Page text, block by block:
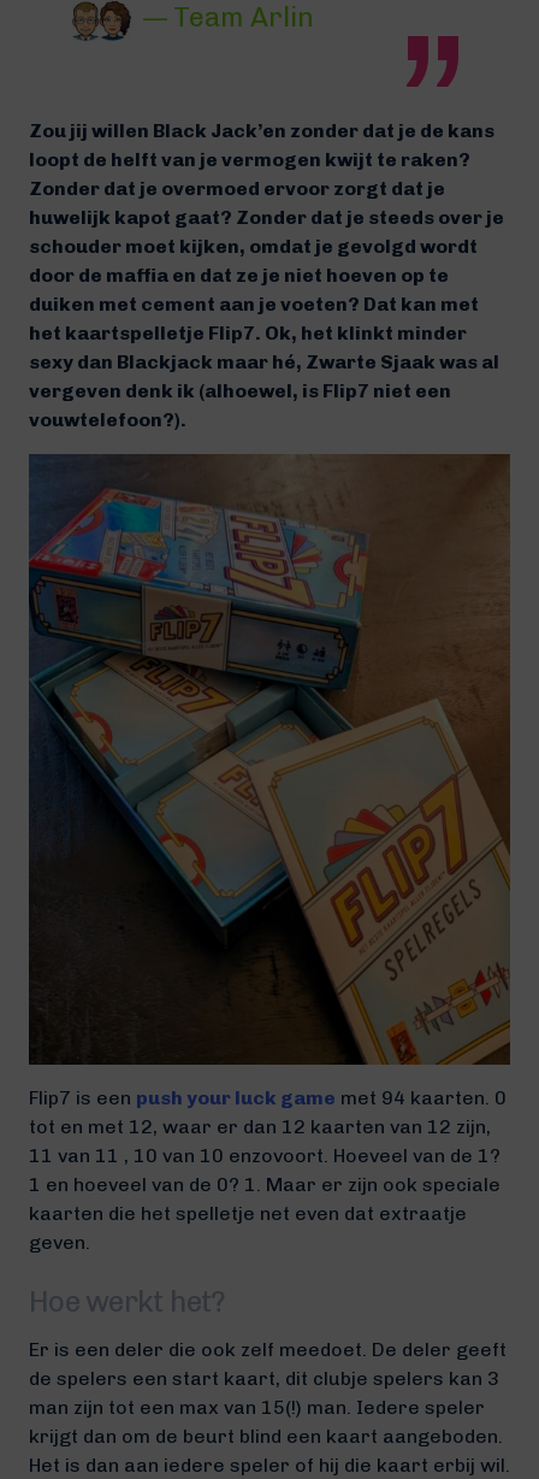
— Team Arlin
Zou jij willen Black Jack’en zonder dat je de kans
loopt de helft van je vermogen kwijt te raken?
Zonder dat je overmoed ervoor zorgt dat je
huwelijk kapot gaat? Zonder dat je steeds over je
schouder moet kijken, omdat je gevolgd wordt
door de maffia en dat ze je niet hoeven op te
duiken met cement aan je voeten? Dat kan met
het kaartspelletje Flip7. Ok, het klinkt minder
sexy dan Blackjack maar hé, Zwarte Sjaak was al
vergeven denk ik (alhoewel, is Flip7 niet een
vouwtelefoon?).
Flip7 is een push your luck game met 94 kaarten. 0
tot en met 12, waar er dan 12 kaarten van 12 zijn,
11 van 11 , 10 van 10 enzovoort. Hoeveel van de 1?
1 en hoeveel van de 0? 1. Maar er zijn ook speciale
kaarten die het spelletje net even dat extraatje
geven.
Hoe werkt het?
Er is een deler die ook zelf meedoet. De deler geeft
de spelers een start kaart, dit clubje spelers kan 3
man zijn tot een max van 15(!) man. Iedere speler
krijgt dan om de beurt blind een kaart aangeboden.
Het is dan aan iedere speler of hij die kaart erbij wil.